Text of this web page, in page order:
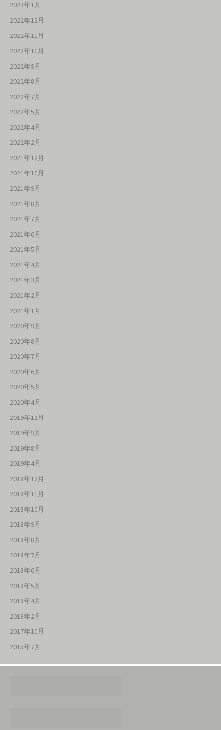
2023年1月
2022年12月
2022年11月
2022年10月
2022年9月
2022年8月
2022年7月
2022年5月
2022年4月
2022年2月
2021年12月
2021年10月
2021年9月
2021年8月
2021年7月
2021年6月
2021年5月
2021年4月
2021年3月
2021年2月
2021年1月
2020年9月
2020年8月
2020年7月
2020年6月
2020年5月
2020年4月
2019年12月
2019年9月
2019年8月
2019年4月
2018年12月
2018年11月
2018年10月
2018年9月
2018年8月
2018年7月
2018年6月
2018年5月
2018年4月
2018年2月
2017年10月
2015年7月